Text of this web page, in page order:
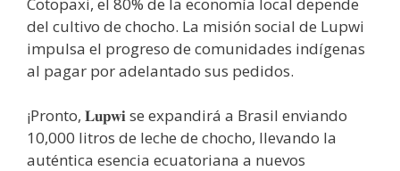
del cultivo de chocho. La misión social de Lupwi
impulsa el progreso de comunidades indígenas
al pagar por adelantado sus pedidos.
¡Pronto, 𝐋𝐮𝐩𝐰𝐢 se expandirá a Brasil enviando
10,000 litros de leche de chocho, llevando la
auténtica esencia ecuatoriana a nuevos